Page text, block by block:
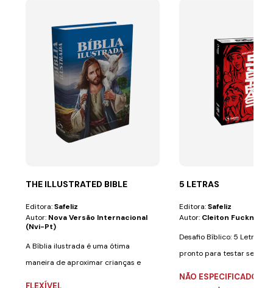
THE ILLUSTRATED BIBLE
Editora:Safeliz
Autor: Nova Versão Internacional
(nvi-Pt)
A Bíblia ilustrada é uma ótima
maneira de aproximar crianças e
adultos de um...
FLEXÍVEL
5 LETRAS
Editora:Safeliz
Autor: Cleiton Fuckner
Desafio Bíblico: 5 Letras
pronto para testar seus
NÃO ESPECIFICADO